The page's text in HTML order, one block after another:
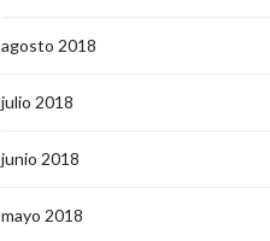
agosto 2018
julio 2018
junio 2018
mayo 2018